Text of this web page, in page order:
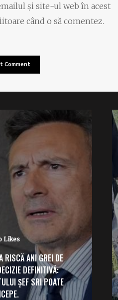
și site-ul web în acest
când o să comentez.
Likes
RISCĂ ANI GREI DE
DEFINITIVĂ:
ȘEF SRI POATE